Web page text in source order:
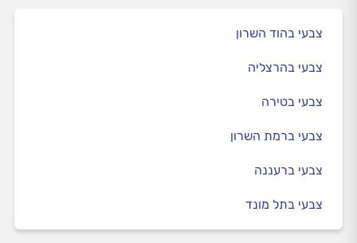
צבעי בהוד השרון
צבעי בהרצליה
צבעי בטירה
צבעי ברמת השרון
צבעי ברעננה
צבעי בתל מונד